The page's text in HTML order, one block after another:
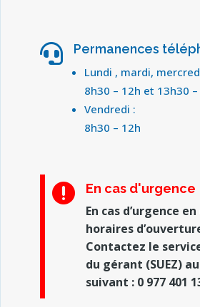
 Permanences
Lundi , mardi,
8h30 – 12h et 13h30
Vendredi :
8h30 – 12h
 En cas d'urgence
En cas d’urgence
horaires
Contactez le
du gérant (SUEZ)
suivant : 0 977 401